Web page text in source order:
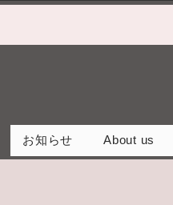
お知らせ About us